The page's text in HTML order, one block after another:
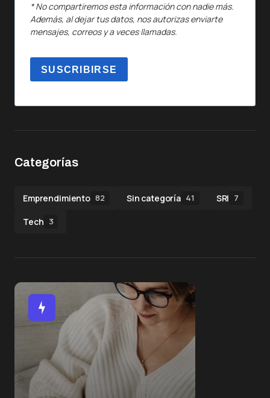
* No compartiremos esta información con nadie más.
Además, al dejar tus datos, nos autorizas enviarte
mensajes, correos y a veces llamadas.
SUSCRIBIRSE
Categorías
Emprendimiento 82 Sin categoría 41 SRI 7
Tech 3